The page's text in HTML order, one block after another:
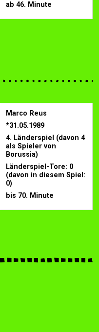
ab 46. Minute
Marco Reus
*31.05.1989
4. Länderspiel (davon 4
als Spieler von
Borussia)
Länderspiel-Tore: 0
(davon in diesem Spiel:
0)
bis 70. Minute